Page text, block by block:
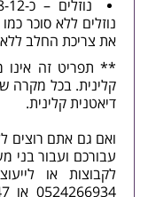
נוזלים ללא סוכר
את צריכת החלב ללא
** תפריט זה אינו
קלינית. בכל מקרה
דיאטנית קלינית.
ואם גם אתם רוצים
עבורכם ועבור בני
לקבוצות או
0524266934 או 036094147 או